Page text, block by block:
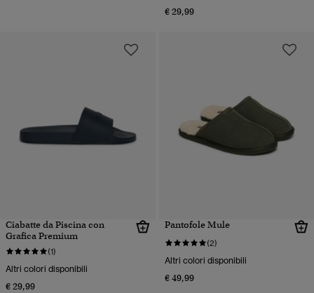
€ 29,99
Ciabatte da Piscina con
Grafica Premium
(1)
Altri colori disponibili
€ 29,99
Pantofole Mule
(2)
Altri colori disponibili
€ 49,99